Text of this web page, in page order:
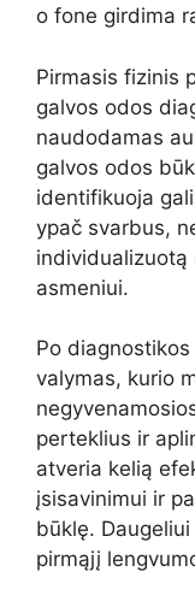
o fone girdima
Pirmasis fizinis
galvos odos
naudodamas
galvos odos
identifikuoja
ypač svarbus,
individualizuotą
asmeniui.
Po
valymas, kurio
perteklius ir
atveria kelią
įsisavinimui ir
būklę.
pirmąjį